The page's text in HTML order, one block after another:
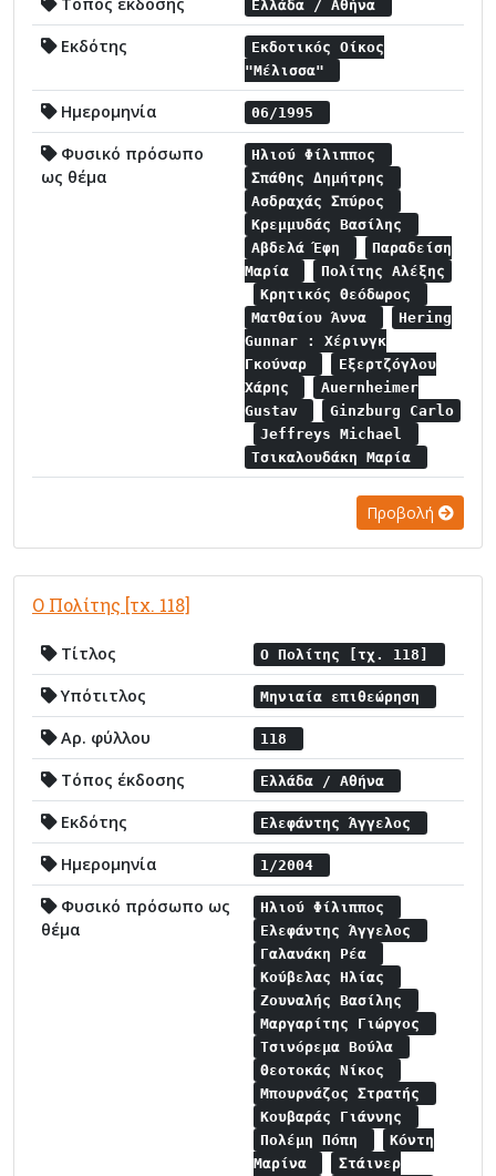
Ελλάδα / Αθήνα
Εκδότης
Εκδοτικός Οίκος
"Μέλισσα"
Ημερομηνία 06/1995
Φυσικό πρόσωπο
ως θέμα
Ηλιού Φίλιππος
Σπάθης Δημήτρης
Ασδραχάς Σπύρος
Κρεμμυδάς Βασίλης
Αβδελά Έφη
Παραδείση
Μαρία
Πολίτης Αλέξης
Κρητικός Θεόδωρος
Ματθαίου Άννα
Hering
Gunnar : Χέρινγκ
Γκούναρ
Εξερτζόγλου
Χάρης
Auernheimer
Gustav
Ginzburg Carlo
Jeffreys Michael
Τσικαλουδάκη Μαρία
Προβολή
Ο Πολίτης [τχ. 118]
Τίτλος Ο Πολίτης [τχ. 118]
Υπότιτλος Μηνιαία επιθεώρηση
Αρ. φύλλου 118
Τόπος έκδοσης Ελλάδα / Αθήνα
Εκδότης Ελεφάντης Άγγελος
Ημερομηνία 1/2004
Φυσικό πρόσωπο ως
θέμα
Ηλιού Φίλιππος
Ελεφάντης Άγγελος
Γαλανάκη Ρέα
Κούβελας Ηλίας
Ζουναλής Βασίλης
Μαργαρίτης Γιώργος
Τσινόρεμα Βούλα
Θεοτοκάς Νίκος
Μπουρνάζος Στρατής
Κουβαράς Γιάννης
Πολέμη Πόπη
Κόντη
Μαρίνα
Στάινερ